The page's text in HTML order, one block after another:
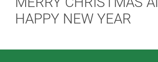
HAPPY NEW YEAR